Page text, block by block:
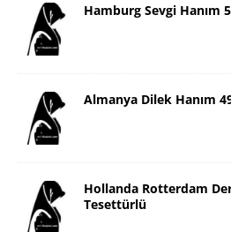
Hamburg Sevgi Hanım
Almanya Dilek Hanım
Hollanda Rotterdam
Tesettürlü